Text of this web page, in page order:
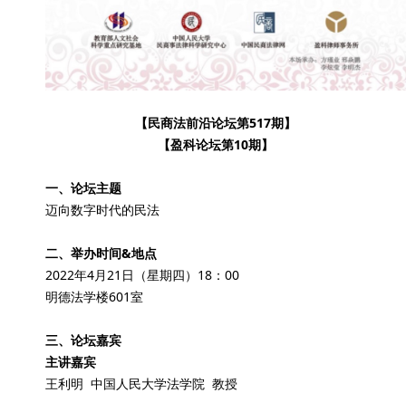
【民商法前沿论坛第517期】
【盈科论坛第10期】
一、论坛主题
迈向数字时代的民法
二、举办时间&地点
2022年4月21日（星期四）18：00
明德法学楼601室
三、论坛嘉宾
主讲嘉宾
王利明 中国人民大学法学院 教授